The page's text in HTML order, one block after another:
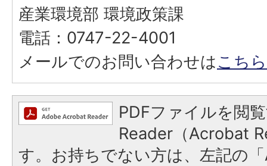
産業環境部 環境政策課
電話：0747-22-4001
メールでのお問い合わせはこちら
PDFファイルを閲
Reader（Acrobat
す。お持ちでない方は、左記の